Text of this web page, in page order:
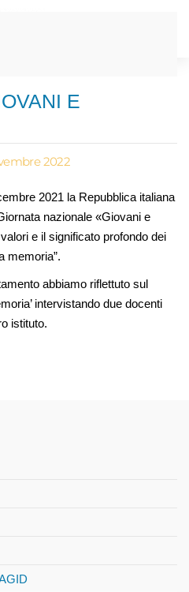
E
2022
2021 la Repubblica italiana
nazionale «Giovani e
e il significato profondo dei
memoria”.
abbiamo riflettuto sul
intervistando due docenti
istituto.